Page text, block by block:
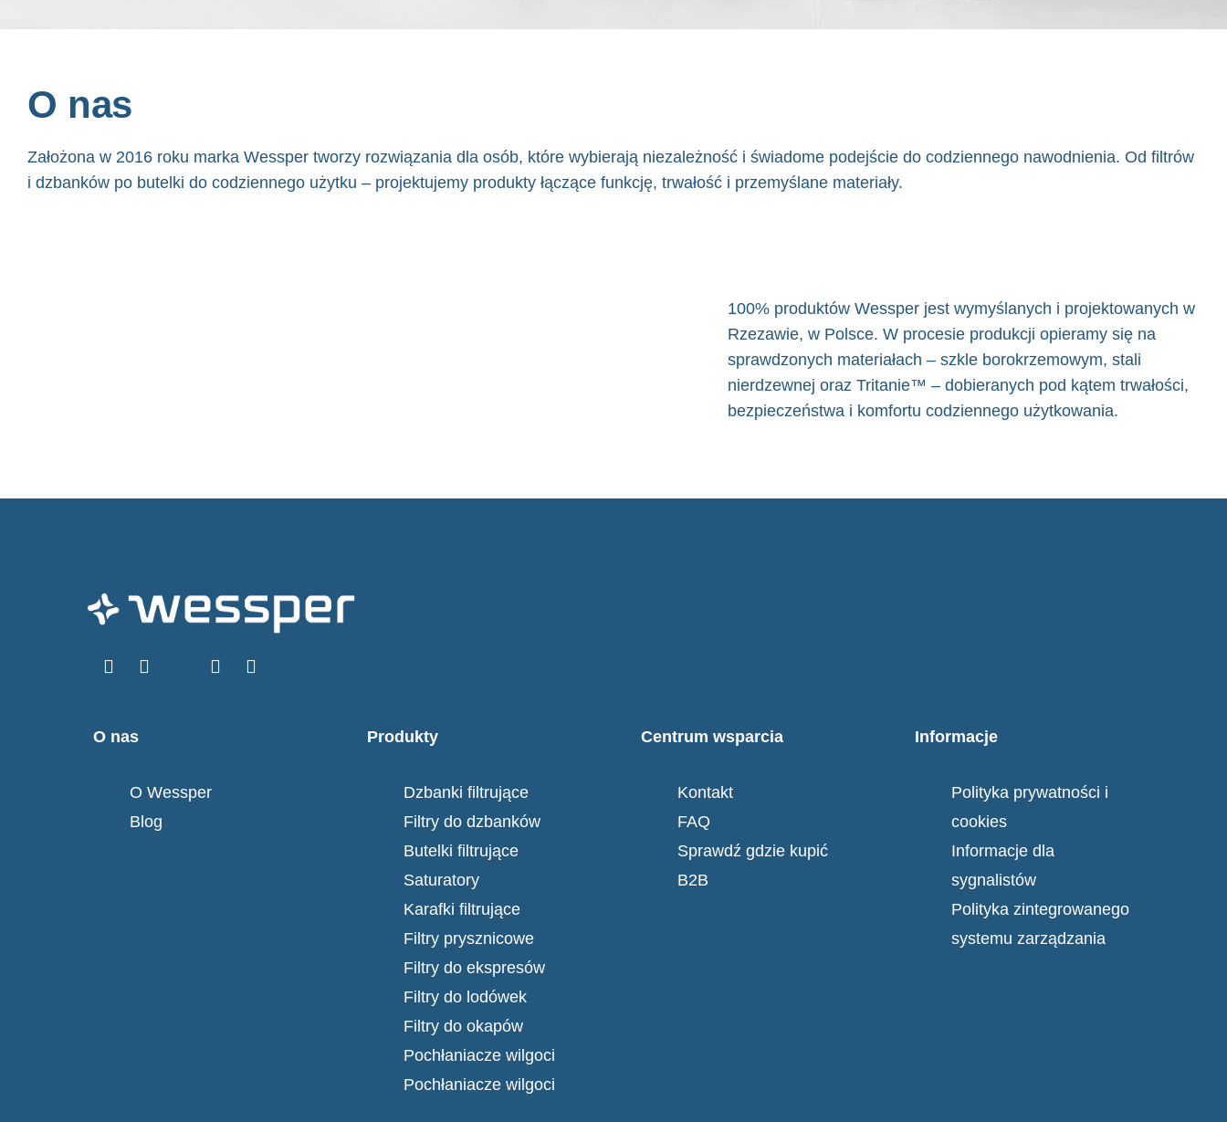
O nas
Założona w 2016 roku marka Wessper tworzy rozwiązania dla osób, które wybierają niezależność i świadome podejście do codziennego nawodnienia. Od filtrów
i dzbanków po butelki do codziennego użytku – projektujemy produkty łączące funkcję, trwałość i przemyślane materiały.
100% produktów Wessper jest wymyślanych i projektowanych w
Rzezawie, w Polsce. W procesie produkcji opieramy się na
sprawdzonych materiałach – szkle borokrzemowym, stali
nierdzewnej oraz Tritanie™ – dobieranych pod kątem trwałości,
bezpieczeństwa i komfortu codziennego użytkowania.
O nas
O Wessper
Blog
Produkty
Dzbanki filtrujące
Filtry do dzbanków
Butelki filtrujące
Saturatory
Karafki filtrujące
Filtry prysznicowe
Filtry do ekspresów
Filtry do lodówek
Filtry do okapów
Pochłaniacze wilgoci
Pochłaniacze wilgoci
Centrum wsparcia
Kontakt
FAQ
Sprawdź gdzie kupić
B2B
Informacje
Polityka prywatności i
cookies
Informacje dla
sygnalistów
Polityka zintegrowanego
systemu zarządzania